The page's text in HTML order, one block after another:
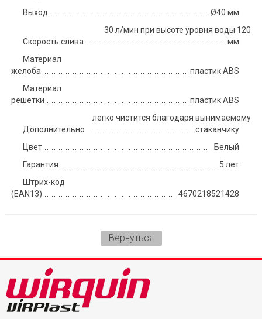
Выход
Ø40 мм
Скорость слива
30 л/мин при высоте уровня воды 120
мм
Материал
желоба
пластик ABS
Материал
решетки
пластик ABS
Дополнительно
легко чистится благодаря вынимаемому
стаканчику
Цвет
Белый
Гарантия
5 лет
Штрих-код
(EAN13)
4670218521428
Вернуться